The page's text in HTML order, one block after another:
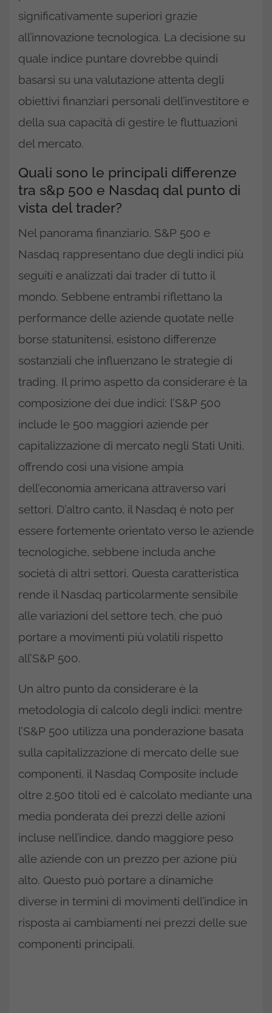
significativamente superiori grazie
all’innovazione tecnologica. La decisione su
quale indice puntare dovrebbe quindi
basarsi su una valutazione attenta degli
obiettivi finanziari personali dell’investitore e
della sua capacità di gestire le fluttuazioni
del mercato.
Quali sono le principali differenze
tra s&p 500 e Nasdaq dal punto di
vista del trader?
Nel panorama finanziario, S&P 500 e
Nasdaq rappresentano due degli indici più
seguiti e analizzati dai trader di tutto il
mondo. Sebbene entrambi riflettano la
performance delle aziende quotate nelle
borse statunitensi, esistono differenze
sostanziali che influenzano le strategie di
trading. Il primo aspetto da considerare è la
composizione dei due indici: l’S&P 500
include le 500 maggiori aziende per
capitalizzazione di mercato negli Stati Uniti,
offrendo così una visione ampia
dell’economia americana attraverso vari
settori. D’altro canto, il Nasdaq è noto per
essere fortemente orientato verso le aziende
tecnologiche, sebbene includa anche
società di altri settori. Questa caratteristica
rende il Nasdaq particolarmente sensibile
alle variazioni del settore tech, che può
portare a movimenti più volatili rispetto
all’S&P 500.
Un altro punto da considerare è la
metodologia di calcolo degli indici: mentre
l’S&P 500 utilizza una ponderazione basata
sulla capitalizzazione di mercato delle sue
componenti, il Nasdaq Composite include
oltre 2.500 titoli ed è calcolato mediante una
media ponderata dei prezzi delle azioni
incluse nell’indice, dando maggiore peso
alle aziende con un prezzo per azione più
alto. Questo può portare a dinamiche
diverse in termini di movimenti dell’indice in
risposta ai cambiamenti nei prezzi delle sue
componenti principali.